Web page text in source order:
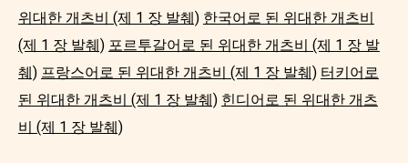
위대한 개츠비 (제 1 장 발췌) 한국어로 된 위대한 개츠비
(제 1 장 발췌) 포르투갈어로 된 위대한 개츠비 (제 1 장 발
췌) 프랑스어로 된 위대한 개츠비 (제 1 장 발췌) 터키어로
된 위대한 개츠비 (제 1 장 발췌) 힌디어로 된 위대한 개츠
비 (제 1 장 발췌)